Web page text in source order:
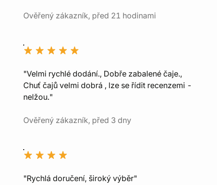
Ověřený zákazník, před 21 hodinami
"Velmi rychlé dodání., Dobře zabalené čaje.,
Chuť čajů velmi dobrá , lze se řídit recenzemi -
nelžou."
Ověřený zákazník, před 3 dny
"Rychlá doručení, široký výběr"